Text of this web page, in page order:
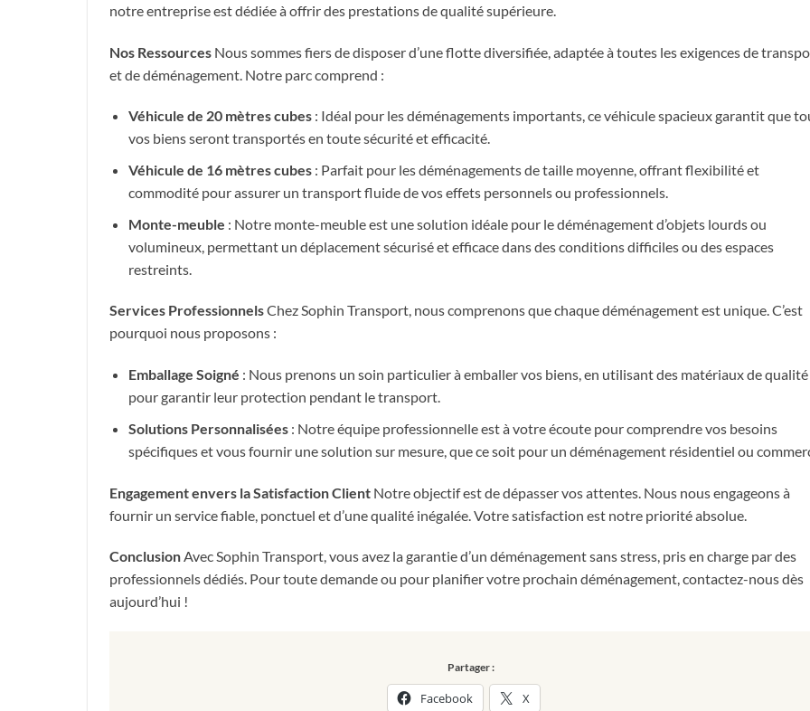
notre entreprise est dédiée à offrir des prestations de qualité supérieure.
Nos Ressources Nous sommes fiers de disposer d’une flotte diversifiée, adaptée à toutes les exigences de
et de déménagement. Notre parc comprend :
Véhicule de 20 mètres cubes : Idéal pour les déménagements importants, ce véhicule spacieux garantit que
vos biens seront transportés en toute sécurité et efficacité.
Véhicule de 16 mètres cubes : Parfait pour les déménagements de taille moyenne, offrant flexibilité et
commodité pour assurer un transport fluide de vos effets personnels ou professionnels.
Monte-meuble : Notre monte-meuble est une solution idéale pour le déménagement d’objets lourds ou
volumineux, permettant un déplacement sécurisé et efficace dans des conditions difficiles ou des espaces
restreints.
Services ProfessionnelsChez Sophin Transport, nous comprenons que chaque déménagement est unique. C’est
pourquoi nous proposons :
Emballage Soigné : Nous prenons un soin particulier à emballer vos biens, en utilisant des matériaux de qualité
pour garantir leur protection pendant le transport.
Solutions Personnalisées : Notre équipe professionnelle est à votre écoute pour comprendre vos besoins
spécifiques et vous fournir une solution sur mesure, que ce soit pour un déménagement résidentiel ou
Engagement envers la Satisfaction Client Notre objectif est de dépasser vos attentes. Nous nous engageons à
fournir un service fiable, ponctuel et d’une qualité inégalée. Votre satisfaction est notre priorité absolue.
ConclusionAvec Sophin Transport, vous avez la garantie d’un déménagement sans stress, pris en charge par des
professionnels dédiés. Pour toute demande ou pour planifier votre prochain déménagement, contactez-nous dès
aujourd’hui !
Partager :
Facebook X